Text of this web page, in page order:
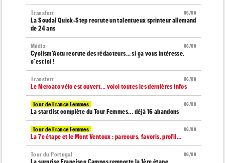
06/08
Transfert
La Soudal Quick-Step recrute un talentueux sprinteur allemand
de 24 ans
06/08
Média
Cyclism’Actu recrute des rédacteurs… si ça vous intéresse,
c'est ici !
06/08
Transfert
Le Mercato vélo est ouvert... voici toutes les dernières infos
06/08
Tour de France Femmes
La startlist complète du Tour Femmes... déjà 16 abandons
06/08
Tour de France Femmes
La 7e étape et le Mont Ventoux : parcours, favoris, profil…
06/08
Tour du Portugal